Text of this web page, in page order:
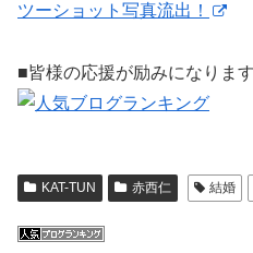
ツーショット写真流出！
■皆様の応援が励みになり
KAT-TUN 赤西仁 結婚